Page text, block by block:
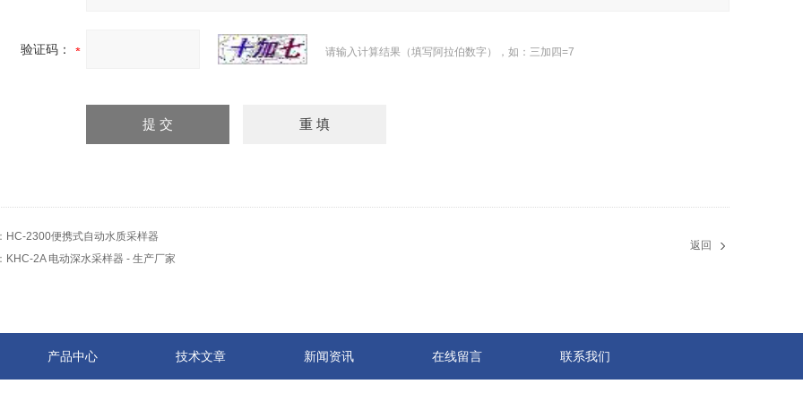
验证码： 请输入计算结果（填写阿拉伯数字），如：三加四=7
HC-2300便携式自动水质采样器
KHC-2A 电动深水采样器 - 生产厂家
返回
产品中心 技术文章 新闻资讯 在线留言 联系我们